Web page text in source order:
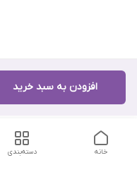
افزودن به سبد خرید
دسته‌بندی خانه